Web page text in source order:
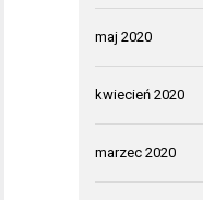
maj 2020
kwiecień 2020
marzec 2020